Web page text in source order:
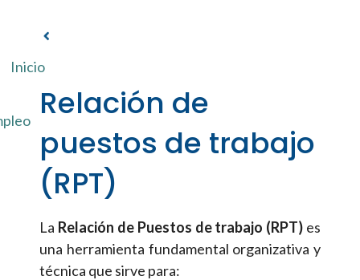
Inicio
Relación de
puestos de trabajo
(RPT)
La Relación de Puestos de trabajo (RPT) es
una herramienta fundamental organizativa y
técnica que sirve para: